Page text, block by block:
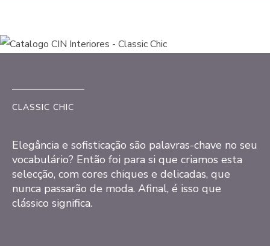
CLASSIC CHIC
Elegância e sofisticação são palavras-chave no seu
vocabulário? Então foi para si que criamos esta
selecção, com cores chiques e delicadas, que
nunca passarão de moda. Afinal, é isso que
clássico significa.